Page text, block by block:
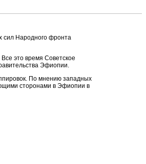
сил Народного фронта
это время Советское
Эфиопии.
По мнению западных
сторонами в Эфиопии в